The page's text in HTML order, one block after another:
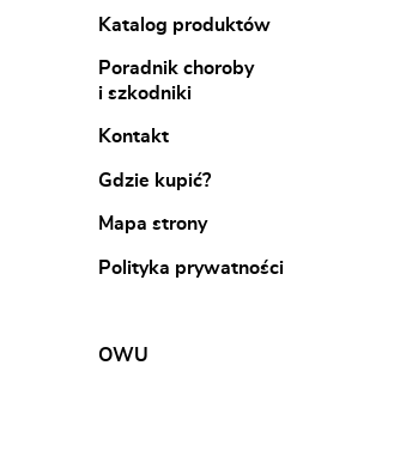
Katalog produktów
Poradnik choroby
i szkodniki
Kontakt
Gdzie kupić?
Mapa strony
Polityka prywatności
OWU